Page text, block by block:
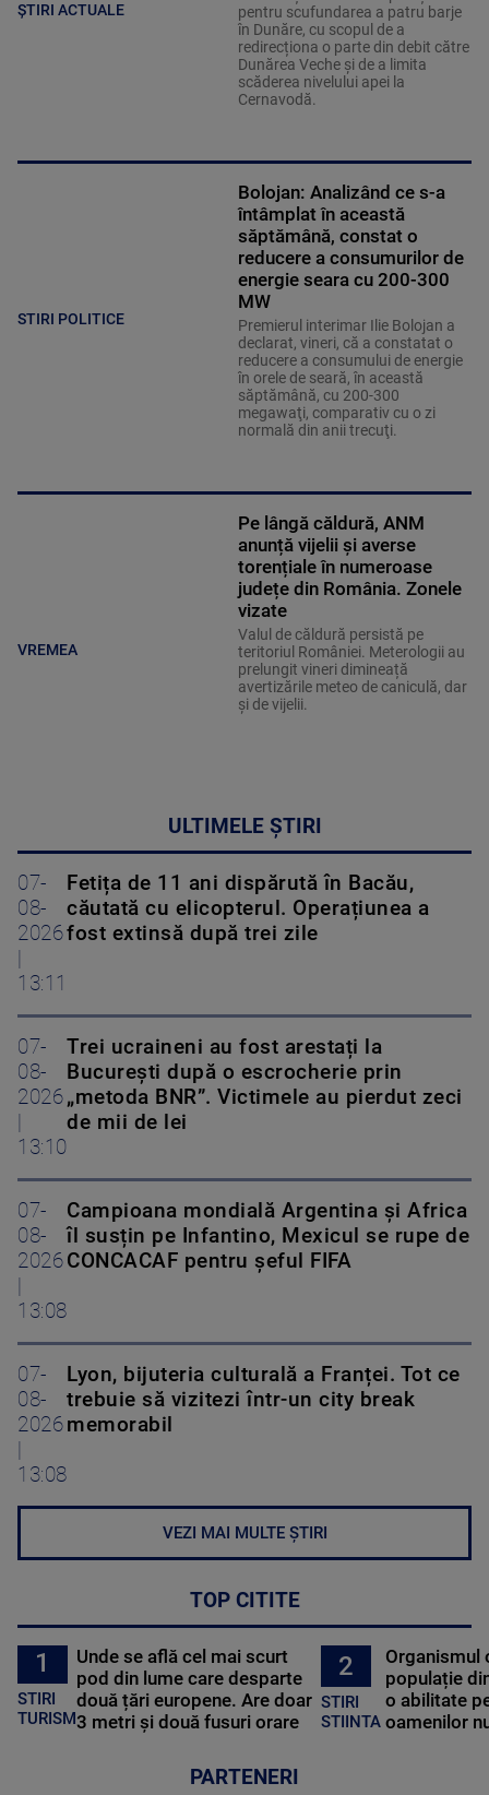
ȘTIRI ACTUALE
pentru scufundarea a patru barje
în Dunăre, cu scopul de a
redirecționa o parte din debit către
Dunărea Veche și de a limita
scăderea nivelului apei la
Cernavodă.
STIRI POLITICE
Bolojan: Analizând ce s-a
întâmplat în această
săptămână, constat o
reducere a consumurilor de
energie seara cu 200-300
MW
Premierul interimar Ilie Bolojan a
declarat, vineri, că a constatat o
reducere a consumului de energie
în orele de seară, în această
săptămână, cu 200-300
megawaţi, comparativ cu o zi
normală din anii trecuţi.
VREMEA
Pe lângă căldură, ANM
anunță vijelii și averse
torențiale în numeroase
județe din România. Zonele
vizate
Valul de căldură persistă pe
teritoriul României. Meterologii au
prelungit vineri dimineață
avertizările meteo de caniculă, dar
și de vijelii.
ULTIMELE ȘTIRI
07-
08-
2026
13:11
Fetița de 11 ani dispărută în Bacău,
căutată cu elicopterul. Operațiunea a
fost extinsă după trei zile
07-
08-
2026
13:10
Trei ucraineni au fost arestați la
București după o escrocherie prin
„metoda BNR”. Victimele au pierdut zeci
de mii de lei
07-
08-
2026
13:08
Campioana mondială Argentina și Africa
îl susțin pe Infantino, Mexicul se rupe de
CONCACAF pentru șeful FIFA
07-
08-
2026
13:08
Lyon, bijuteria culturală a Franței. Tot ce
trebuie să vizitezi într-un city break
memorabil
VEZI MAI MULTE ȘTIRI
TOP CITITE
1
STIRI
TURISM
Unde se află cel mai scurt
pod din lume care desparte
două țări europene. Are doar
3 metri și două fusuri orare
2
STIRI
STIINTA
Organismul
populație
o abilitate
oamenilor
PARTENERI